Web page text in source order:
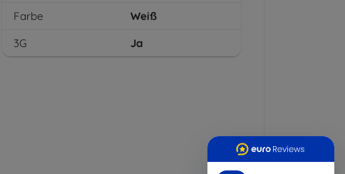
Farbe
Weiß
3G
Ja